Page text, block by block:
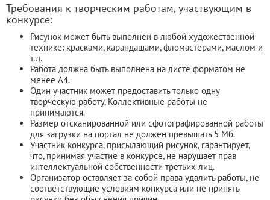
Требования к творческим работам, участвующим в
конкурсе:
Рисунок может быть выполнен в любой художественной
технике: красками, карандашами, фломастерами, маслом и
т.д.
Работа должна быть выполнена на листе форматом не
менее А4.
Один участник может предоставить только одну
творческую работу. Коллективные работы не
принимаются.
Размер отсканированной или сфотографированной работы
для загрузки на портал не должен превышать 5 Мб.
Участник конкурса, присылающий рисунок, гарантирует,
что, принимая участие в конкурсе, не нарушает прав
интеллектуальной собственности третьих лиц.
Организатор оставляет за собой права удалить работы, не
соответствующие условиям конкурса или не принять